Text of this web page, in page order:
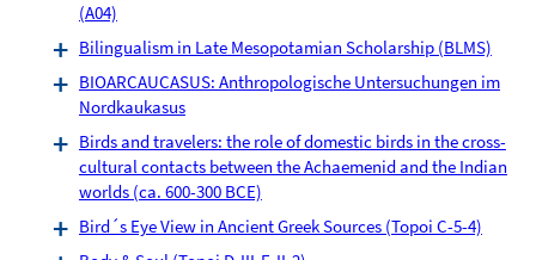
(A04)
Bilingualism in Late Mesopotamian Scholarship (BLMS)
BIOARCAUCASUS: Anthropologische Untersuchungen im
Nordkaukasus
Birds and travelers: the role of domestic birds in the cross-
cultural contacts between the Achaemenid and the Indian
worlds (ca. 600-300 BCE)
Bird´s Eye View in Ancient Greek Sources (Topoi C-5-4)